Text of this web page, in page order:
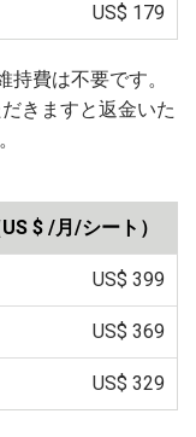
US$ 179
費は不要です。
きますと返金いた
$ /月/シート）
US$ 399
US$ 369
US$ 329